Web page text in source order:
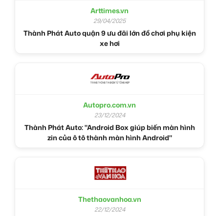
Arttimes.vn
29/04/2025
Thành Phát Auto quận 9 ưu đãi lớn đồ chơi phụ kiện
xe hơi
Autopro.com.vn
23/12/2024
Thành Phát Auto: "Android Box giúp biến màn hình
zin của ô tô thành màn hình Android"
Thethaovanhoa.vn
22/12/2024